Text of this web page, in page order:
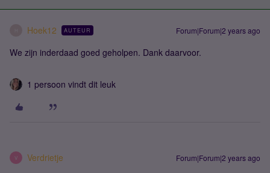
Hoek12 AUTEUR Forum|Forum|2 years ago
We zijn inderdaad goed geholpen. Dank daarvoor.
1 persoon vindt dit leuk
V Verdrietje Forum|Forum|2 years ago